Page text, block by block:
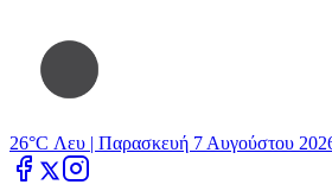
26°C Λευ | Παρασκευή 7 Αυγούστου